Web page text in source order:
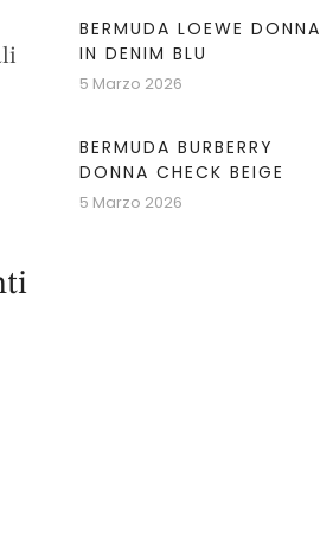
BERMUDA LOEWE DONNA
IN DENIM BLU
5 Marzo 2026
BERMUDA BURBERRY
DONNA CHECK BEIGE
5 Marzo 2026